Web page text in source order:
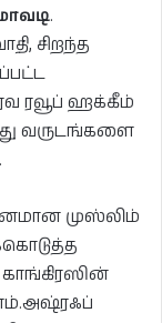
.
சிறந்த
ரவூப் ஹக்கீம்
வருடங்களை
முஸ்லிம்